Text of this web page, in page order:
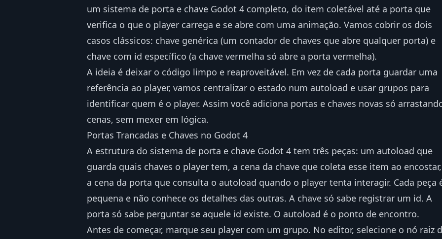
um sistema de porta e chave Godot 4 completo, do item coletável até a porta que
verifica o que o player carrega e se abre com uma animação. Vamos cobrir os dois
casos clássicos: chave genérica (um contador de chaves que abre qualquer porta) e
chave com id específico (a chave vermelha só abre a porta vermelha).
A ideia é deixar o código limpo e reaproveitável. Em vez de cada porta guardar uma
referência ao player, vamos centralizar o estado num autoload e usar grupos para
identificar quem é o player. Assim você adiciona portas e chaves novas só
cenas, sem mexer em lógica.
Portas Trancadas e Chaves no Godot 4
A estrutura do sistema de porta e chave Godot 4 tem três peças: um autoload que
guarda quais chaves o player tem, a cena da chave que coleta esse item ao
a cena da porta que consulta o autoload quando o player tenta interagir. Cada peça
pequena e não conhece os detalhes das outras. A chave só sabe registrar um id. A
porta só sabe perguntar se aquele id existe. O autoload é o ponto de encontro.
Antes de começar, marque seu player com um grupo. No editor, selecione o nó raiz